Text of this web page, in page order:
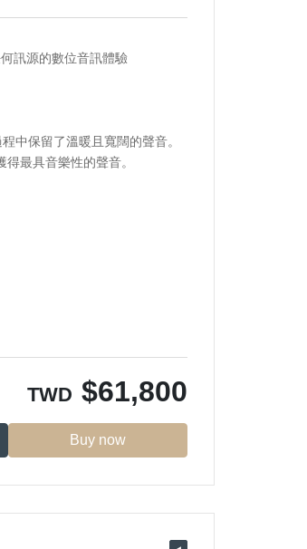
訊源的數位音訊體驗
中保留了溫暖且寬闊的聲音。
最具音樂性的聲音。
TWD $61,800
Buy now